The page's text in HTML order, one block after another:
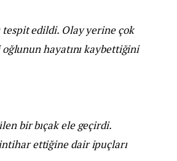
tespit edildi. Olay yerine çok
hayatını kaybettiğini
bir bıçak ele geçirdi.
ettiğine dair ipuçları